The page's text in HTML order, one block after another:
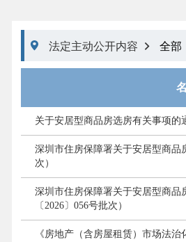
 法定主动公开内容  全部
关于安居型商品房选房有关事项的
深圳市住房保障署关于安居型商品
次）
深圳市住房保障署关于安居型商品
〔2026〕056号批次）
《房地产（含房屋租赁）市场法